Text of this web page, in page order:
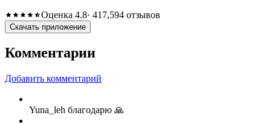
Оценка 4.8· 417,594 отзывов
Скачать приложение
Комментарии
Добавить комментарий
Yuna_leh благодарю 🙏